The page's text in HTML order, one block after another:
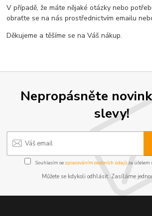
V případě, že máte nějaké otázky nebo
obraťte se na nás prostřednictvím emailu
Děkujeme a těšíme se na Váš nákup.
Nepropásněte
slevy!
Souhlasím se zpracováním osobních údajůza účelem
Můžete se kdykoli odhlásit. Zasíláme